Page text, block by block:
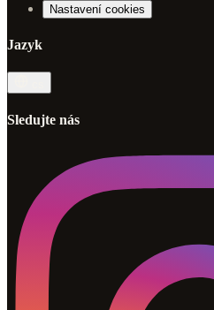
Nastavení cookies
Jazyk
Sledujte nás